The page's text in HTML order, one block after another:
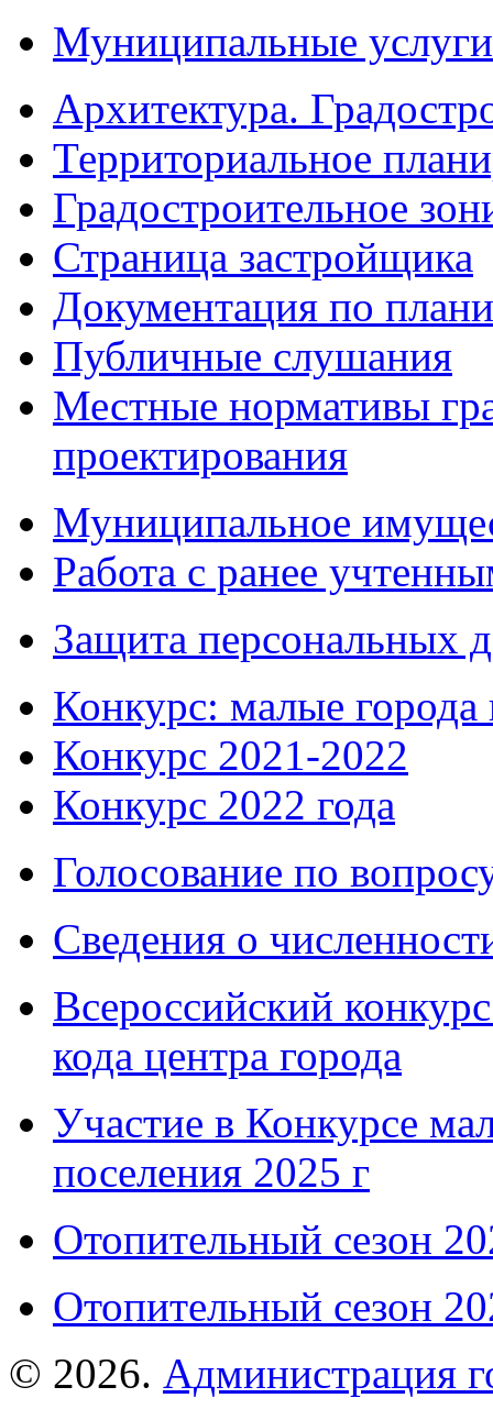
Муниципальные услуги
Архитектура.
Территориальное
Градостроительное
Страница застройщика
Документация по
Публичные слушания
Местные нормативы
проектирования
Муниципальное
Работа с ранее
Защита персональных
Конкурс: малые города
Конкурс 2021-2022
Конкурс 2022 года
Голосование по
Сведения о
Всероссийский
кода центра города
Участие в Конкурсе
поселения 2025 г
Отопительный сезон
Отопительный сезон
© 2026. Администрация